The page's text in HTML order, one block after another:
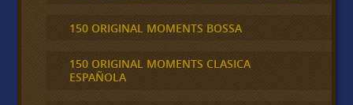
150 ORIGINAL MOMENTS BOSSA
150 ORIGINAL MOMENTS CLASICA
ESPAÑOLA